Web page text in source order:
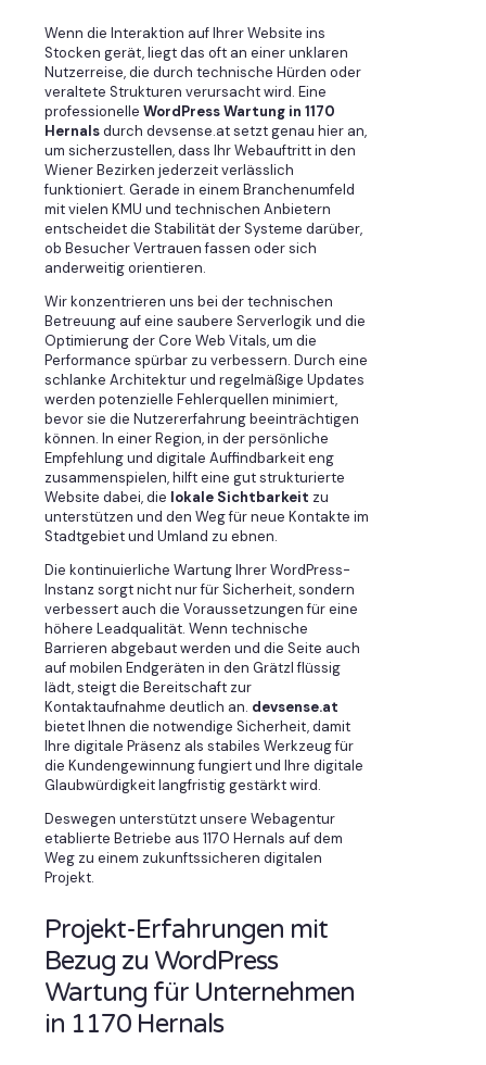
Wenn die Interaktion auf Ihrer Website ins
Stocken gerät, liegt das oft an einer unklaren
Nutzerreise, die durch technische Hürden oder
veraltete Strukturen verursacht wird. Eine
professionelle WordPress Wartung in 1170
Hernalsdurch devsense.at setzt genau hier an,
um sicherzustellen, dass Ihr Webauftritt in den
Wiener Bezirken jederzeit verlässlich
funktioniert. Gerade in einem Branchenumfeld
mit vielen KMU und technischen Anbietern
entscheidet die Stabilität der Systeme darüber,
ob Besucher Vertrauen fassen oder sich
anderweitig orientieren.
Wir konzentrieren uns bei der technischen
Betreuung auf eine saubere Serverlogik und die
Optimierung der Core Web Vitals, um die
Performance spürbar zu verbessern. Durch eine
schlanke Architektur und regelmäßige Updates
werden potenzielle Fehlerquellen minimiert,
bevor sie die Nutzererfahrung beeinträchtigen
können. In einer Region, in der persönliche
Empfehlung und digitale Auffindbarkeit eng
zusammenspielen, hilft eine gut strukturierte
Website dabei, die lokale Sichtbarkeit zu
unterstützen und den Weg für neue Kontakte im
Stadtgebiet und Umland zu ebnen.
Die kontinuierliche Wartung Ihrer WordPress-
Instanz sorgt nicht nur für Sicherheit, sondern
verbessert auch die Voraussetzungen für eine
höhere Leadqualität. Wenn technische
Barrieren abgebaut werden und die Seite auch
auf mobilen Endgeräten in den Grätzl flüssig
lädt, steigt die Bereitschaft zur
Kontaktaufnahme deutlich an. devsense.at
bietet Ihnen die notwendige Sicherheit, damit
Ihre digitale Präsenz als stabiles Werkzeug für
die Kundengewinnung fungiert und Ihre digitale
Glaubwürdigkeit langfristig gestärkt wird.
Deswegen unterstützt unsere Webagentur
etablierte Betriebe aus 1170 Hernals auf dem
Weg zu einem zukunftssicheren digitalen
Projekt.
Projekt-Erfahrungen mit
Bezug zu WordPress
Wartung für Unternehmen
in 1170 Hernals